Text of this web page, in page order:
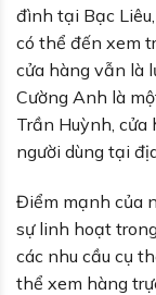
đình tại Bạc
có thể đến xem
cửa hàng vẫn là
Cường Anh là
Trần Huỳnh,
người dùng tại
Điểm mạnh của
sự linh hoạt
các nhu cầu cụ
thể xem hàng